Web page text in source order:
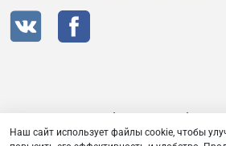
Сертификат дистрибьютора
Наш сайт использует файлы cookie, чтобы